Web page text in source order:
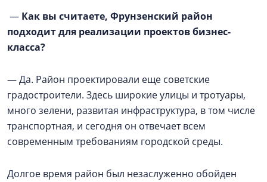
— Как вы считаете, Фрунзенский район
подходит для реализации проектов бизнес-
класса?
— Да. Район проектировали еще советские
градостроители. Здесь широкие улицы и тротуары,
много зелени, развитая инфраструктура, в том числе
транспортная, и сегодня он отвечает всем
современным требованиям городской среды.
Долгое время район был незаслуженно обойден